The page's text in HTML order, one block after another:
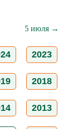
5 июля →
2023
2018
2013